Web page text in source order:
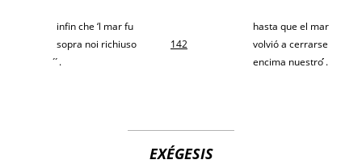
infin che ‘l mar fu
sopra noi richiuso
́ ́.
142
hasta que el mar
volvió a cerrarse
encima nuestro ́́.
EXÉGESIS